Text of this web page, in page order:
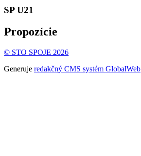
SP U21
Propozície
© STO SPOJE 2026
Generuje redakčný CMS systém GlobalWeb